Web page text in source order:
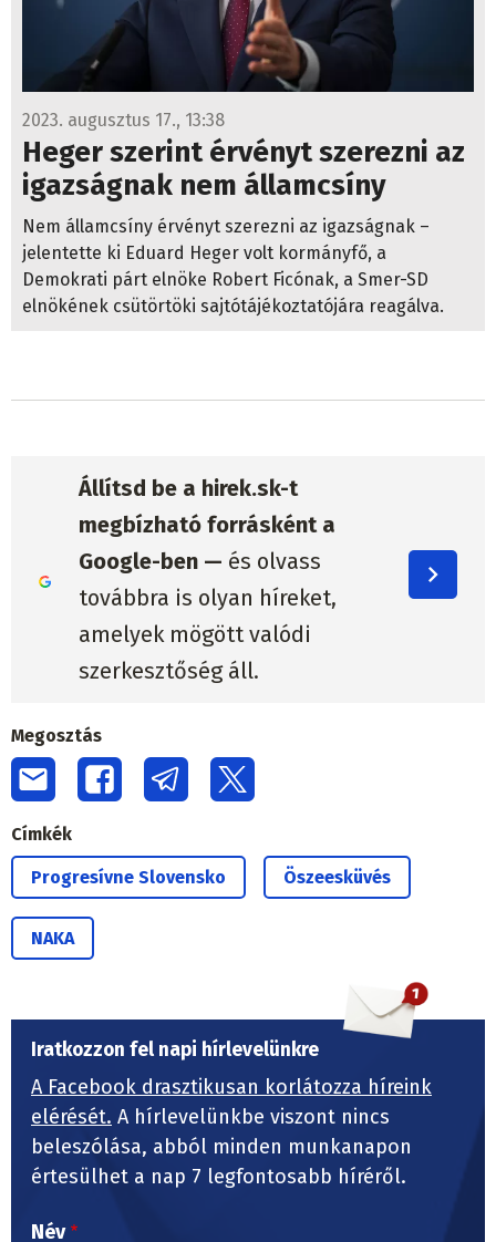
2023. augusztus 17., 13:38
Heger szerint érvényt szerezni az
igazságnak nem államcsíny
Nem államcsíny érvényt szerezni az igazságnak –
jelentette ki Eduard Heger volt kormányfő, a
Demokrati párt elnöke Robert Ficónak, a Smer-SD
elnökének csütörtöki sajtótájékoztatójára reagálva.
Állítsd be a hirek.sk-t
megbízható forrásként a
Google-ben — és olvass
továbbra is olyan híreket,
amelyek mögött valódi
szerkesztőség áll.
Megosztás
Címkék
Progresívne Slovensko Öszeesküvés
NAKA
Iratkozzon fel napi hírlevelünkre
A Facebook drasztikusan korlátozza híreink
elérését. A hírlevelünkbe viszont nincs
beleszólása, abból minden munkanapon
értesülhet a nap 7 legfontosabb híréről.
Név